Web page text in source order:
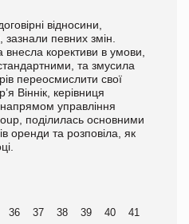
відносини,
певних змін.
корективи в умови,
та змусила
переосмислити свої
Віннік, керівниця
управління
поділилась основними
оренди та розповіла, як
36 37 38 39 40
41